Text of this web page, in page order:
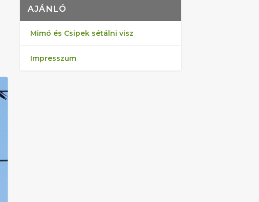
AJÁNLÓ
Mimó és Csipek sétálni visz
Impresszum